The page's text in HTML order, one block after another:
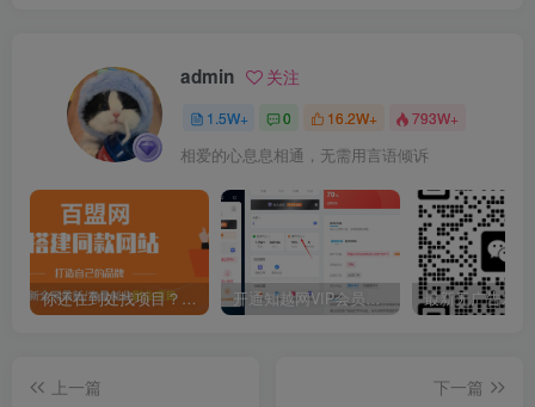
admin 关注
1.5W+ 0 16.2W+ 793W+
相爱的心息息相通，无需用言语倾诉
你还在到处找项目？还在当韭菜？我靠卖项目一个月收入5万+，曾经我也是个失败者。 开通知越网VIP会员，尊享全站资源免费下载，享70%的推广提成！！【限时五折优惠】
上一篇
下一篇